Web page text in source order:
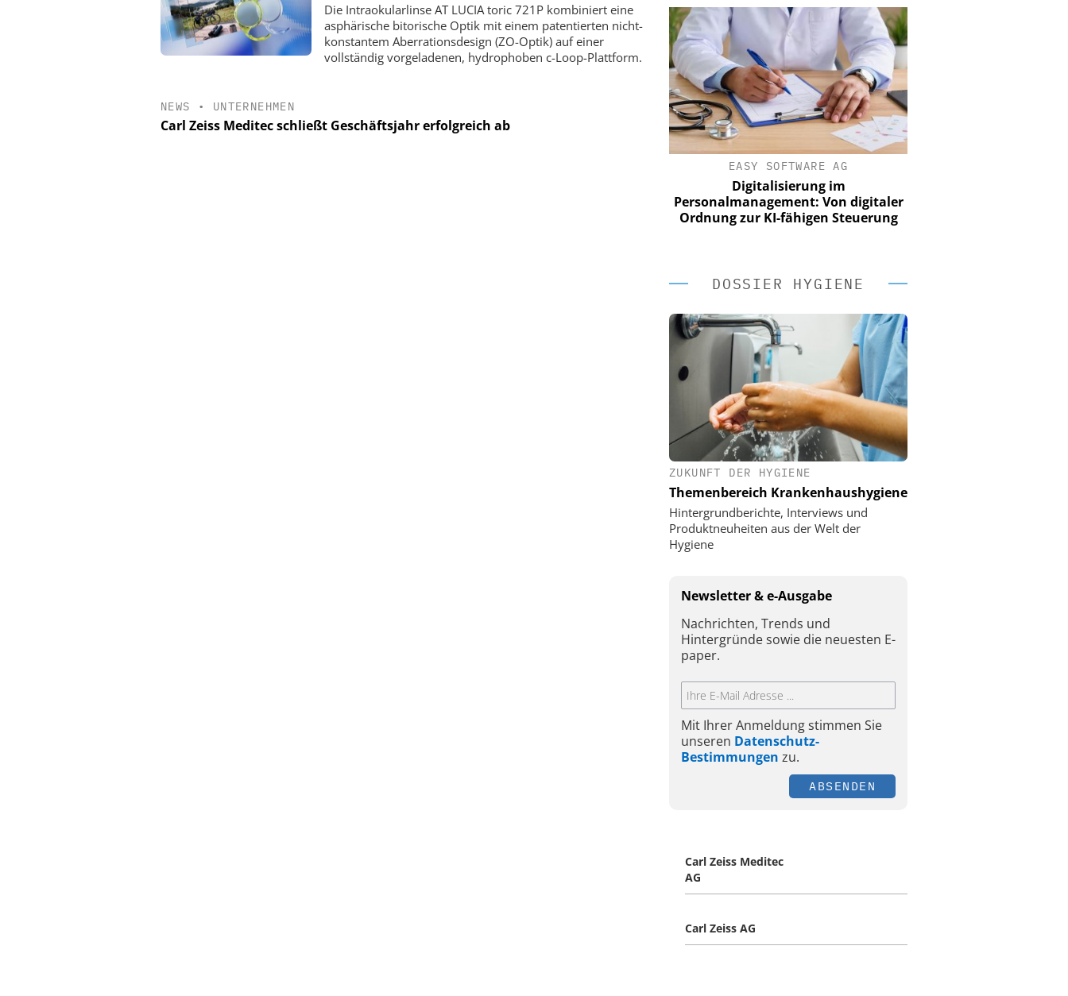
Die Intraokularlinse AT LUCIA toric 721P kombiniert eine
asphärische bitorische Optik mit einem patentierten nicht-
konstantem Aberrationsdesign (ZO-Optik) auf einer
vollständig vorgeladenen, hydrophoben c-Loop-Plattform.
NEWS • UNTERNEHMEN
Carl Zeiss Meditec schließt Geschäftsjahr erfolgreich ab
EASY SOFTWARE AG
Digitalisierung im
Personalmanagement: Von digitaler
Ordnung zur KI-fähigen Steuerung
DOSSIER HYGIENE
ZUKUNFT DER HYGIENE
Themenbereich Krankenhaushygiene
Hintergrundberichte, Interviews und
Produktneuheiten aus der Welt der
Hygiene
Newsletter & e-Ausgabe
Nachrichten, Trends und
Hintergründe sowie die neuesten E-
paper.
Mit Ihrer Anmeldung stimmen Sie
unseren Datenschutz-
Bestimmungen zu.
ABSENDEN
Carl Zeiss Meditec
AG
Carl Zeiss AG